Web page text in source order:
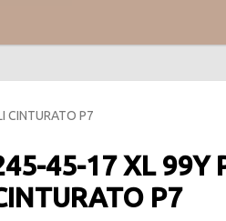
CINTURATO P7
45-17 XL 99Y
P7